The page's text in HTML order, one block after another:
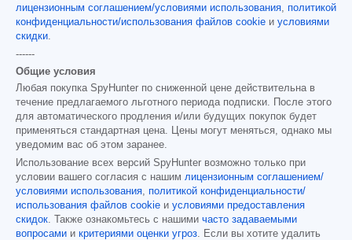
лицензионным соглашением/условиями использования
политикой
конфиденциальности/использования файлов cookie и условиями
скидки
------
Общие условия
Любая покупка SpyHunter по сниженной цене действительна в
течение предлагаемого льготного периода подписки. После этого
для автоматического продления и/или будущих покупок будет
применяться стандартная цена. Цены могут меняться, однако мы
уведомим вас об этом заранее.
Использование всех версий SpyHunter возможно только при
условии вашего согласия с нашим лицензионным соглашением/
условиями использования
политикой конфиденциальности/
использования файлов cookie и условиями предоставления
скидок . Также ознакомьтесь с нашими часто задаваемыми
вопросами и критериями оценки угроз . Если вы хотите удалить